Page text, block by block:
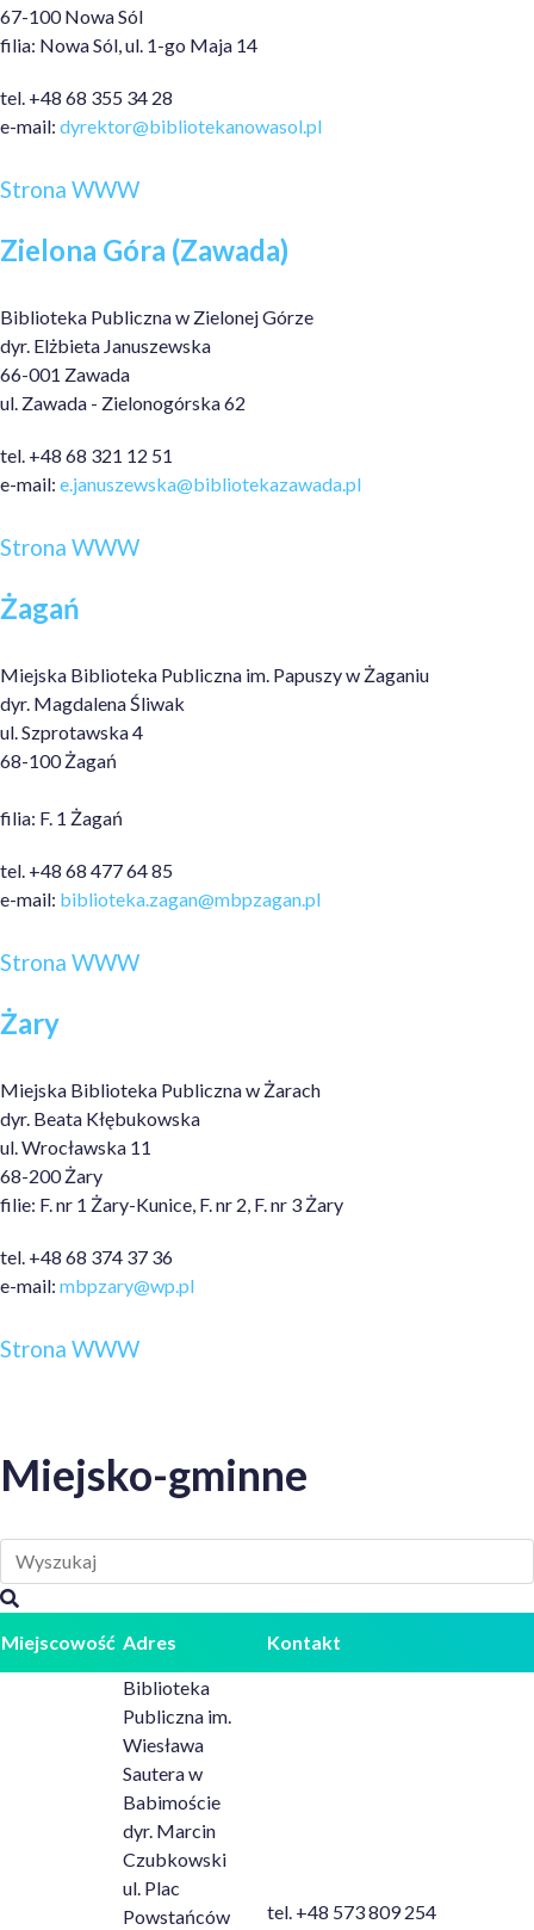
67-100 Nowa Sól
filia: Nowa Sól, ul. 1-go Maja 14
tel. +48 68 355 34 28
e-mail: dyrektor@bibliotekanowasol.pl
Strona WWW
Zielona Góra (Zawada)
Biblioteka Publiczna w Zielonej Górze
dyr. Elżbieta Januszewska
66-001 Zawada
ul. Zawada - Zielonogórska 62
tel. +48 68 321 12 51
e-mail: e.januszewska@bibliotekazawada.pl
Strona WWW
Żagań
Miejska Biblioteka Publiczna im. Papuszy w Żaganiu
dyr. Magdalena Śliwak
ul. Szprotawska 4
68-100 Żagań
filia: F. 1 Żagań
tel. +48 68 477 64 85
e-mail: biblioteka.zagan@mbpzagan.pl
Strona WWW
Żary
Miejska Biblioteka Publiczna w Żarach
dyr. Beata Kłębukowska
ul. Wrocławska 11
68-200 Żary
filie: F. nr 1 Żary-Kunice, F. nr 2, F. nr 3 Żary
tel. +48 68 374 37 36
e-mail: mbpzary@wp.pl
Strona WWW
Miejsko-gminne
Miejscowość Adres Kontakt
Biblioteka
Publiczna im.
Wiesława
Sautera w
Babimoście
dyr. Marcin
Czubkowski
ul. Plac
Powstańców
tel. +48 573 809 254